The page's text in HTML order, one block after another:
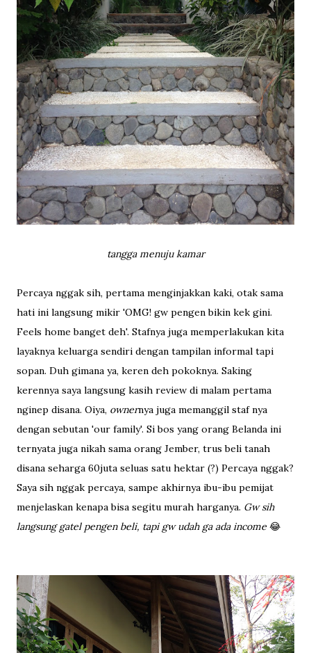
tangga menuju kamar
Percaya nggak sih, pertama menginjakkan kaki, otak sama
hati ini langsung mikir 'OMG! gw pengen bikin kek gini.
Feels home banget deh'. Stafnya juga memperlakukan kita
layaknya keluarga sendiri dengan tampilan informal tapi
sopan. Duh gimana ya, keren deh pokoknya. Saking
kerennya saya langsung kasih review di malam pertama
nginep disana. Oiya, ownernya juga memanggil staf nya
dengan sebutan 'our family'. Si bos yang orang Belanda ini
ternyata juga nikah sama orang Jember, trus beli tanah
disana seharga 60juta seluas satu hektar (?) Percaya nggak?
Saya sih nggak percaya, sampe akhirnya ibu-ibu pemijat
menjelaskan kenapa bisa segitu murah harganya. Gw sih
langsung gatel pengen beli, tapi gw udah ga ada income 😂